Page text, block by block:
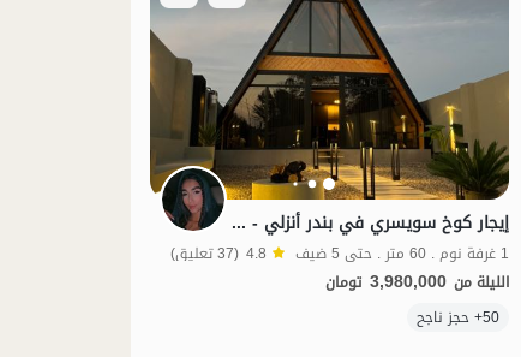
الموقع على الخريطة
إيجار كوخ سويسري في بندر أنزلي - سنغافورة
1 غرفة نوم . 60 متر . حتى 5 ضيف 4.8 (37 تعليق)
الليلة من 3,980,000 تومان
50+ حجز ناجح